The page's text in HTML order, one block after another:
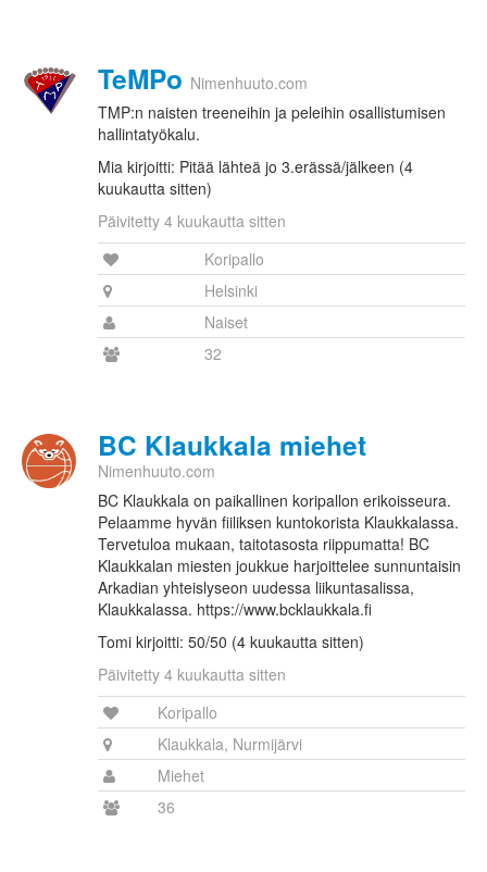
TeMPo Nimenhuuto.com
TMP:n naisten treeneihin ja peleihin osallistumisen
hallintatyökalu.
Mia kirjoitti: Pitää lähteä jo 3.erässä/jälkeen (4
kuukautta sitten)
Päivitetty 4 kuukautta sitten
Koripallo
Helsinki
Naiset
32
BC Klaukkala miehet
Nimenhuuto.com
BC Klaukkala on paikallinen koripallon erikoisseura.
Pelaamme hyvän fiiliksen kuntokorista Klaukkalassa.
Tervetuloa mukaan, taitotasosta riippumatta! BC
Klaukkalan miesten joukkue harjoittelee sunnuntaisin
Arkadian yhteislyseon uudessa liikuntasalissa,
Klaukkalassa. https://www.bcklaukkala.fi
Tomi kirjoitti: 50/50 (4 kuukautta sitten)
Päivitetty 4 kuukautta sitten
Koripallo
Klaukkala, Nurmijärvi
Miehet
36